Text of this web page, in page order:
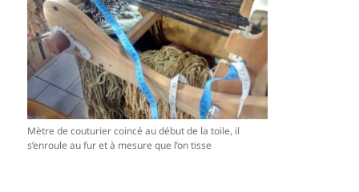
Mètre de couturier coincé au début de la toile, il
s’enroule au fur et à mesure que l’on tisse